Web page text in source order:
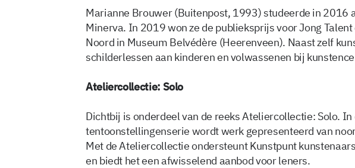
Marianne Brouwer (Buitenpost, 1993) studeerde in 2016
Minerva. In 2019 won ze de publieksprijs voor Jong
Noord in Museum Belvédère (Heerenveen). Naast zelf
schilderlessen aan kinderen en volwassenen bij
Ateliercollectie: Solo
Dichtbij is onderdeel van de reeks Ateliercollectie: Solo. In
tentoonstellingenserie wordt werk gepresenteerd van
Met de Ateliercollectie ondersteunt Kunstpunt
en biedt het een afwisselend aanbod voor leners.